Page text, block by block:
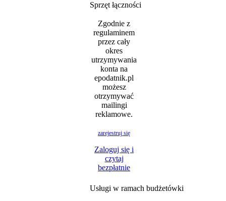
Sprzęt łączności
Zgodnie z
regulaminem
przez cały
okres
utrzymywania
konta na
epodatnik.pl
możesz
otrzymywać
mailingi
reklamowe.
zarejestruj się
Zaloguj się i
czytaj
bezpłatnie
Usługi w ramach budżetówki